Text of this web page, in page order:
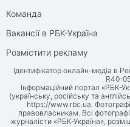
Команда
Вакансії в РБК-Україна
Розмістити рекламу
Ідентифікатор онлайн-медіа в
R40-
Інформаційний портал «РБК-
(українську, російську та
https://www.rbc.ua.
правовласникам. Всі
журналісти «РБК-Україна»,